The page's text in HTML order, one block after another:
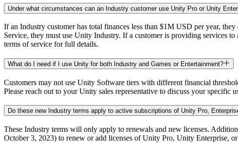
Jeux XR
Lancez des jeux XR sur plusieurs plateformes
Jeux multijoueur
Under what circumstances can an Industry customer use Unity Pro or Unity
If an Industry customer has total finances less than $1M USD per year,
Service, they must use Unity Industry. If a customer is providing services
terms of service for full details.
What do I need if I use Unity for both Industry and Games or Entertainment?
Customers may not use Unity Software tiers with different financial
Please reach out to your Unity sales representative to discuss your specific
Do these new Industry terms apply to active subscriptions of Unity Pro,
These Industry terms will only apply to renewals and new licenses.
October 3, 2023) to renew or add licenses of Unity Pro, Unity Enterprise,